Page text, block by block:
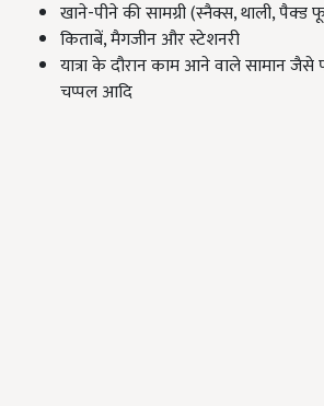
खाने-पीने की सामग्री (स्नैक्स, थाली, पैक्ड
किताबें, मैगजीन और स्टेशनरी
यात्रा के दौरान काम आने वाले सामान जैसे
चप्पल आदि